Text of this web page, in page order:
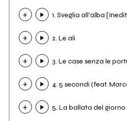
1. Sveglia all'alba
2. Le ali
3. Le case senza le
4. 5 secondi (feat.
5. La ballata del